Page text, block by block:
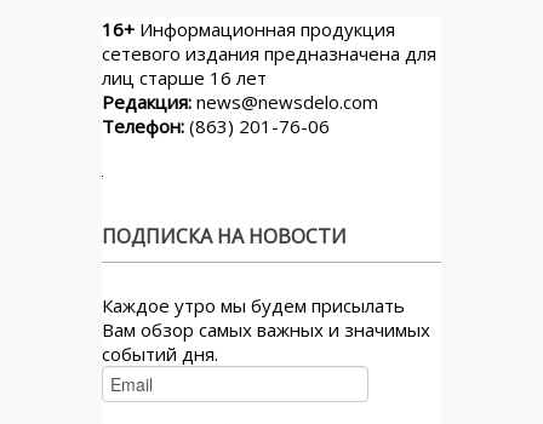
16+ Информационная продукция
сетевого издания предназначена для
лиц старше 16 лет
Редакция: news@newsdelo.com
Телефон: (863) 201-76-06
ПОДПИСКА НА НОВОСТИ
Каждое утро мы будем присылать
Вам обзор самых важных и значимых
событий дня.